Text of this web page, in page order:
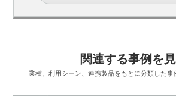
関連する事例を
業種、利用シーン、連携製品をもとに分類した事